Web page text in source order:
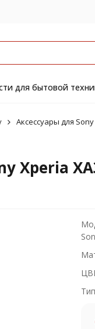
для бытовой
Аксессуары для
Xperia